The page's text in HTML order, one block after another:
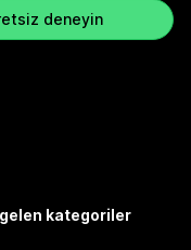
deneyin
kategoriler